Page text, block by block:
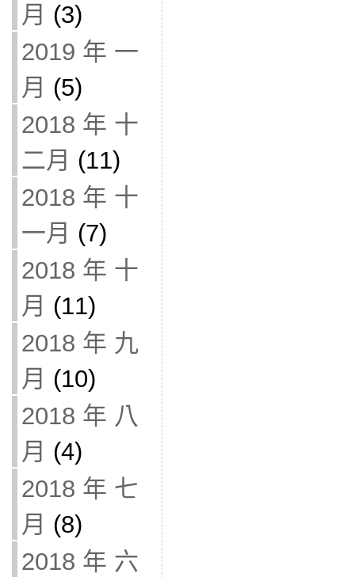
月 (3)
2019 年 一
月 (5)
2018 年 十
二月 (11)
2018 年 十
一月 (7)
2018 年 十
月 (11)
2018 年 九
月 (10)
2018 年 八
月 (4)
2018 年 七
月 (8)
2018 年 六